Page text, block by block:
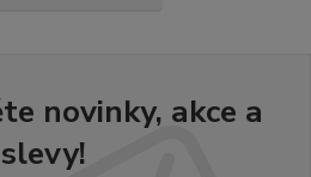
novinky, akce a
slevy!